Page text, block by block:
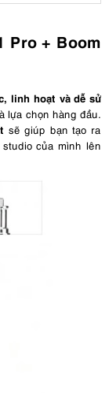
Pro + Boom
linh hoạt và dễ sử
lựa chọn hàng đầu.
sẽ giúp bạn tạo ra
của mình lên